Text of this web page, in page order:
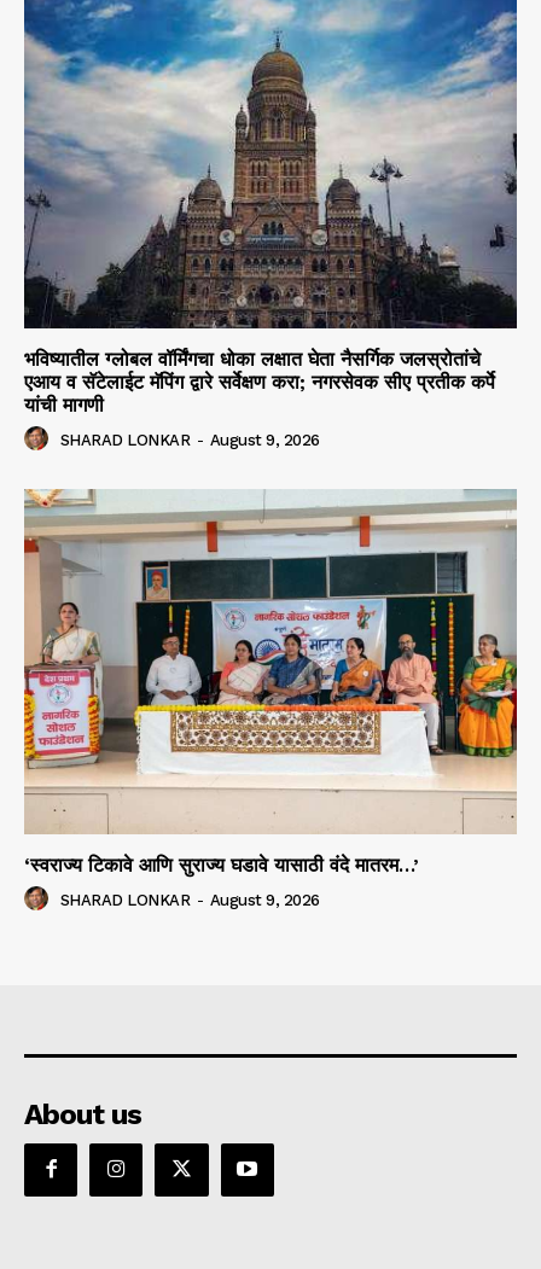
भविष्यातील ग्लोबल वॉर्मिंगचा धोका लक्षात घेता नैसर्गिक जलस्रोतांचे
एआय व सॅटेलाईट मॅपिंग द्वारे सर्वेक्षण करा; नगरसेवक सीए प्रतीक कर्पे
यांची मागणी
SHARAD LONKAR - August 9, 2026
‘स्वराज्य टिकावे आणि सुराज्य घडावे यासाठी वंदे मातरम…’
SHARAD LONKAR - August 9, 2026
About us